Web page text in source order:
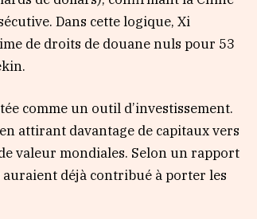
Dans cette logique, Xi
de droits de douane nuls pour 53
comme un outil d’investissement.
attirant davantage de capitaux vers
valeur mondiales. Selon un rapport
déjà contribué à porter les